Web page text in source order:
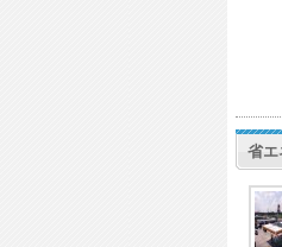
省